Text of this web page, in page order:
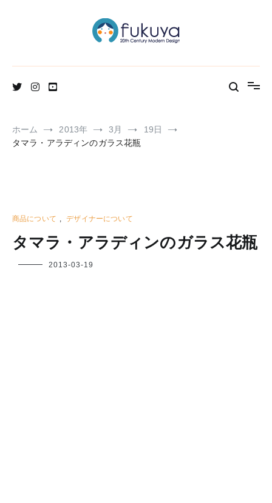
ホーム 2013年 3月
19日
タマラ・アラディンのガラス花瓶
商品について , デザイナーについて
タマラ・アラディンのガラス花瓶
フ
2013-03-19